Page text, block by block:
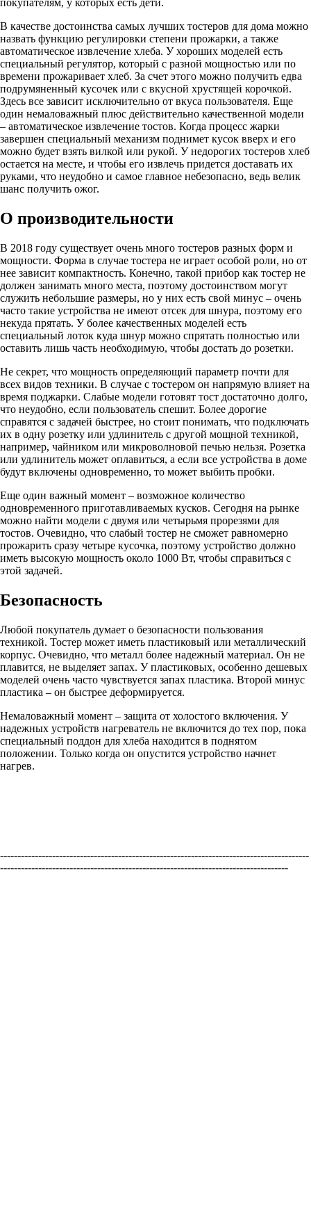
покупателям, у которых есть дети.
В качестве достоинства самых лучших тостеров для дома можно
назвать функцию регулировки степени прожарки, а также
автоматическое извлечение хлеба. У хороших моделей есть
специальный регулятор, который с разной мощностью или по
времени прожаривает хлеб. За счет этого можно получить едва
подрумяненный кусочек или с вкусной хрустящей корочкой.
Здесь все зависит исключительно от вкуса пользователя. Еще
один немаловажный плюс действительно качественной модели
– автоматическое извлечение тостов. Когда процесс жарки
завершен специальный механизм поднимет кусок вверх и его
можно будет взять вилкой или рукой. У недорогих тостеров хлеб
остается на месте, и чтобы его извлечь придется доставать их
руками, что неудобно и самое главное небезопасно, ведь велик
шанс получить ожог.
О производительности
В 2018 году существует очень много тостеров разных форм и
мощности. Форма в случае тостера не играет особой роли, но от
нее зависит компактность. Конечно, такой прибор как тостер не
должен занимать много места, поэтому достоинством могут
служить небольшие размеры, но у них есть свой минус – очень
часто такие устройства не имеют отсек для шнура, поэтому его
некуда прятать. У более качественных моделей есть
специальный лоток куда шнур можно спрятать полностью или
оставить лишь часть необходимую, чтобы достать до розетки.
Не секрет, что мощность определяющий параметр почти для
всех видов техники. В случае с тостером он напрямую влияет на
время поджарки. Слабые модели готовят тост достаточно долго,
что неудобно, если пользователь спешит. Более дорогие
справятся с задачей быстрее, но стоит понимать, что подключать
их в одну розетку или удлинитель с другой мощной техникой,
например, чайником или микроволновой печью нельзя. Розетка
или удлинитель может оплавиться, а если все устройства в доме
будут включены одновременно, то может выбить пробки.
Еще один важный момент – возможное количество
одновременного приготавливаемых кусков. Сегодня на рынке
можно найти модели с двумя или четырьмя прорезями для
тостов. Очевидно, что слабый тостер не сможет равномерно
прожарить сразу четыре кусочка, поэтому устройство должно
иметь высокую мощность около 1000 Вт, чтобы справиться с
этой задачей.
Безопасность
Любой покупатель думает о безопасности пользования
техникой. Тостер может иметь пластиковый или металлический
корпус. Очевидно, что металл более надежный материал. Он не
плавится, не выделяет запах. У пластиковых, особенно дешевых
моделей очень часто чувствуется запах пластика. Второй минус
пластика – он быстрее деформируется.
Немаловажный момент – защита от холостого включения. У
надежных устройств нагреватель не включится до тех пор, пока
специальный поддон для хлеба находится в поднятом
положении. Только когда он опустится устройство начнет
нагрев.
-----------------------------------------------------------------------------------------
-----------------------------------------------------------------------------------